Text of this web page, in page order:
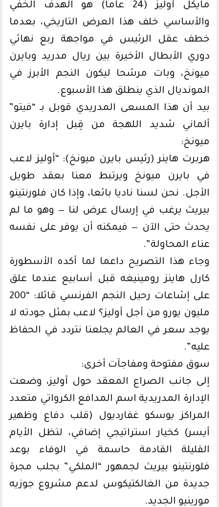
مايكل أوليز (24 عاما) هو الهدف الخفي
والأساسي خلف هذا العرض التاريخي، بعدما
خطف عقل الرئيس في مواجهة ربع نهائي
دوري الأبطال الأخيرة بين ريال مدريد وبايرن
ميونخ، وبات مرشحا ليكون النجم الأبرز في
المونديال الذي ينطلق هذا الأسبوع.
بيد أن هذا المسعى المدريدي قوبل بـ “فيتو”
ألماني شديد اللهجة من قِبل إدارة بايرن
ميونخ:
هربرت هاينر (رئيس بايرن ميونخ): “أوليز لاعب
في بايرن ميونخ ويرتبط معنا بعقد طويل
الأجل. نحن لسنا ناديا بائعا، وإذا كان فلورنتينو
بيريث يرغب في إرسال عرض لنا — وهو ما لم
يحدث حتى الآن — فيمكنه أن يوفر على نفسه
عناء المحاولة”.
وجاء هذا التصريح داعما لما أكده الأسطورة
كارل هاينز رومينيغه قبل أسابيع عندما علق
على إشاعات رحيل النجم الفرنسي قائلا: “200
مليون يورو من أجل أوليز؟ لاعب بمثل جودته لا
يوجد سعر في العالم يجلعنا نتردد في الحفاظ
عليه”.
سوق مفتوحة ومفاجآت أخرى:
إلى جانب الصراع المعقد حول أوليز، وضعت
الإدارة المدريدية اسم المدافع الكرواتي متعدد
المراكز يوسكو غفارديول (قلب دفاع وظهير
أيسر) كخيار استراتيجي إضافي، لتظل الأيام
القليلة القادمة حاسمة في الوفاء بوعد
فلورنتينو بيريث لجمهور “الملكي” بجلب مجرة
جديدة من الغالكتيكوس لدعم مشروع جوزيه
مورينيو الجديد.